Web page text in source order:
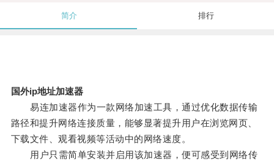
简介 排行
国外ip地址加速器
易连加速器作为一款网络加速工具，通过优化数据传输
路径和提升网络连接质量，能够显著提升用户在浏览网页、
下载文件、观看视频等活动中的网络速度。
用户只需简单安装并启用该加速器，便可感受到网络传